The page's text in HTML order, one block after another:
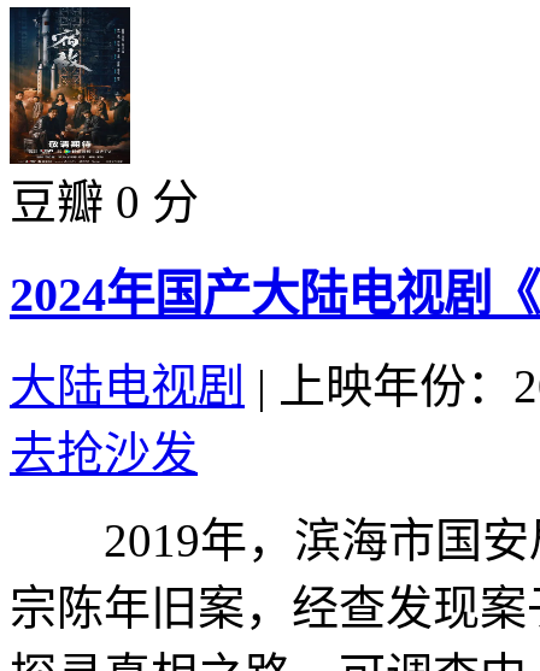
豆瓣 0 分
2024年国产大陆电视剧
大陆电视剧 |
上映年份：
去抢沙发
2019年，滨海市国安
宗陈年旧案，经查发现